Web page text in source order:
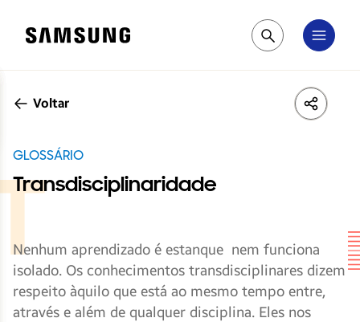
Samsung Pesquisar
Voltar LinkedIn
Share
GLOSSÁRIO
Transdisciplinaridade
Nenhum aprendizado é estanque nem funciona
isolado. Os conhecimentos transdisciplinares dizem
respeito àquilo que está ao mesmo tempo entre,
através e além de qualquer disciplina. Eles nos